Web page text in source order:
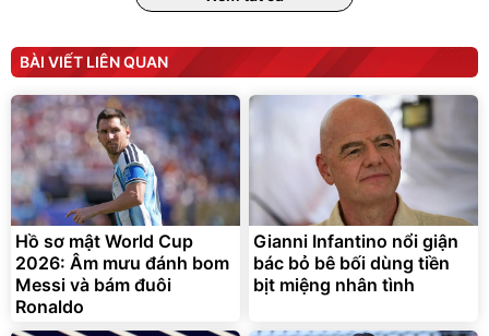
Bạt phủ xe ô tô cao cấp,
tráng nhôm 03 lớp
392.000đ
325.000đ
Đã bán nhiều
Xe đạp điện trợ lực G-
Force C14 gấp gọn bỏ cốp
tiện lợi
9.900.000đ
7.092.000đ
Đang xem nhiều
G-FORCE VIETNA
BÀI VIẾT LIÊN QUAN
Hồ sơ mật World Cup
2026: Âm mưu đánh bom
Messi và bám đuôi
Ronaldo
Gianni Infantino nổi giận
bác bỏ bê bối dùng tiền
bịt miệng nhân tình